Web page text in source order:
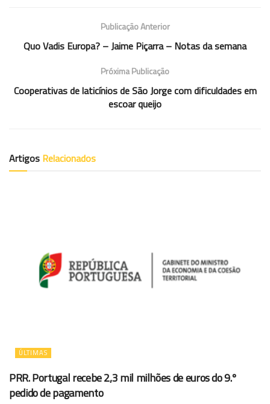
Publicação Anterior
Quo Vadis Europa? – Jaime Piçarra – Notas da semana
Próxima Publicação
Cooperativas de laticínios de São Jorge com dificuldades em
escoar queijo
Artigos Relacionados
ÚLTIMAS
PRR. Portugal recebe 2,3 mil milhões de euros do 9.º
pedido de pagamento